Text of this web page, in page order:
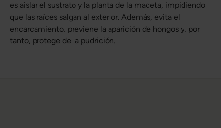
es aislar el sustrato y la planta de la maceta, impidiendo
que las raíces salgan al exterior. Además, evita el
encarcamiento, previene la aparición de hongos y, por
tanto, protege de la pudrición.